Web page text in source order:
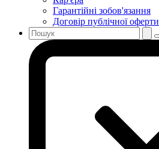
Гарантійні зобов'язання
Договір публічної оферти